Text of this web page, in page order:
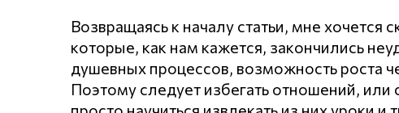
Возвращаясь к началу статьи, мне
которые, как нам кажется, закончились
душевных процессов, возможность роста
Поэтому следует избегать отношений,